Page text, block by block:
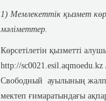
1) Мемлекеттік қызмет
мәліметтер.
Көрсетілетін қызметті
http://
Свободный ауылының жалпы
мектеп ғимаратындағы